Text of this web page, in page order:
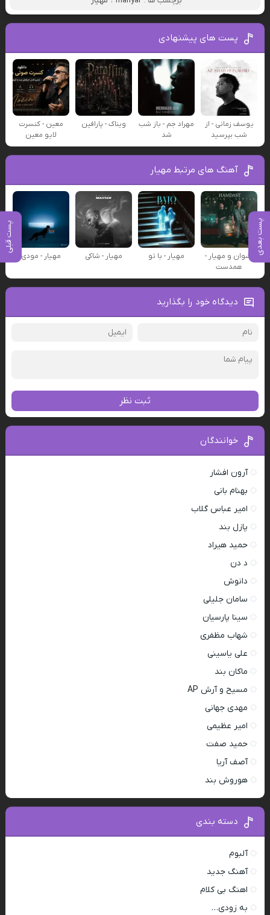
پست بعدی پست قبلی
پست های پیشنهادی
یوسف زمانی - از
شب بپرسید
مهراد جم - باز شب
شد
ویناک - پارافین
معین - کنسرت
لایو معین
آهنگ های مرتبط مهیار
اشوان و مهیار -
همدست
مهیار - با تو مهیار - شاکی مهیار - مودی
دیدگاه خود را بگذارید
ثبت نظر
خوانندگان
آرون افشار
بهنام بانی
امیر عباس گلاب
پازل بند
حمید هیراد
د دن
دانوش
سامان جلیلی
سینا پارسیان
شهاب مظفری
علی یاسینی
ماکان بند
مسیح و آرش AP
مهدی جهانی
امیر عظیمی
حمید صفت
آصف آریا
هوروش بند
دسته بندی
آلبوم
آهنگ جدید
اهنگ بی کلام
به زودی…